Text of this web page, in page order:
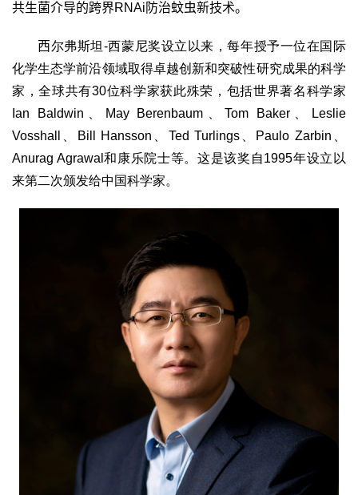
共生菌介导的跨界RNAi 防治蚊虫新技术。
西尔弗斯坦-西蒙尼奖设立以来，每年授予一位在国际
化学生态学前沿领域取得卓越创新和突破性研究成果的科学
家，全球共有30位科学家获此殊荣，包括世界著名科学家
Ian Baldwin、May Berenbaum、Tom Baker、Leslie
Vosshall、Bill Hansson、Ted Turlings、Paulo Zarbin、
Anurag Agrawal和康乐院士等。这是该奖自1995年设立以
来第二次颁发给中国科学家。